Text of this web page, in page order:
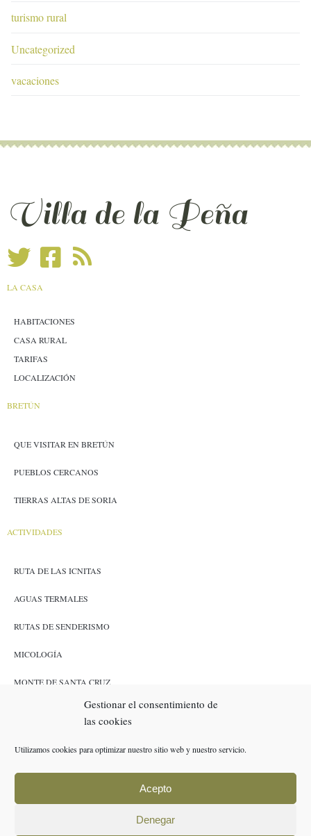
Gestionar el consentimiento de
las cookies
Utilizamos cookies para optimizar nuestro sitio web y nuestro servicio.
Acepto
Denegar
turismo rural
Uncategorized
vacaciones
Villa de la Peña
LA CASA
HABITACIONES
CASA RURAL
TARIFAS
LOCALIZACIÓN
BRETÚN
QUE VISITAR EN BRETÚN
PUEBLOS CERCANOS
TIERRAS ALTAS DE SORIA
ACTIVIDADES
RUTA DE LAS ICNITAS
AGUAS TERMALES
RUTAS DE SENDERISMO
MICOLOGÍA
MONTE DE SANTA CRUZ